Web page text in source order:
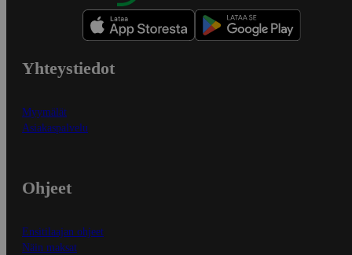
Yhteystiedot
Myymälät
Asiakaspalvelu
Ohjeet
Ensitilaajan ohjeet
Näin maksat